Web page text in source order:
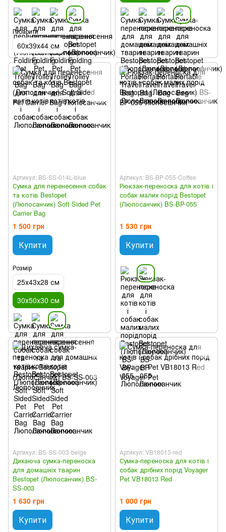
Габарити
60х39х44 см
Артикул: BS-SS-014L-blue
Сумка для перенесення собак
та котів Bestopet
(Люпосанчик) Soft Sided Pet
Carrier Bag
1 500 грн
Купити
Розмір
25х43х28 см
30х50х30 см
Артикул: BS-BP-055-Coffee
Рюкзак-переноска для котів і
собак малих порід Bestopet
(Люпосанчик) BS-BP-055
1 530 грн
Купити
Артикул: BS-SS-003-beige
Дихаюча сумка-переноска
для домашніх тварин
Bestopet (Люпосанчик) BS-
SS-003
1 630 грн
Купити
Артикул: VB18013-red
Сумка-переноска для котів і
собак дрібних порід Voyager
Pet VB18013 Red
1 000 грн
Купити